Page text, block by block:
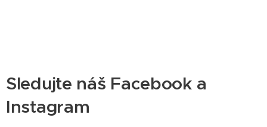
Sledujte náš Facebook a
Instagram